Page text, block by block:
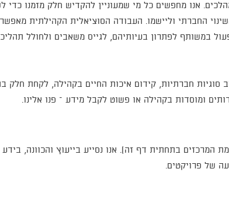
אנו מחפשים כל מי שמעוניין להקדיש חלק מזמנו כדי
החברתי וליישמו. העבודה הסוציאלית הקהילתית
במשותף לפתרון בעיותיהם, לגייס משאבים ולחולל
סוגיות חברתיות, קידום איכות החיים בקהילה, לקחת חלק
ומוסדות בקהילה או פשוט לקבל מידע – פנו אלינו.
המרכזים בתחתית דף זה). אנו נסייע בייעוץ והכוונה, בידע
של פרויקטים.